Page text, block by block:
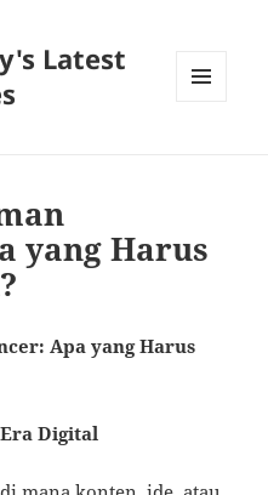
Latest
yang Harus
Apa yang Harus
Digital